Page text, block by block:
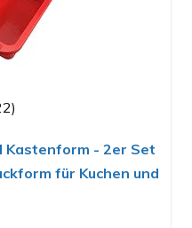
Kastenform - 2er Set
für Kuchen und